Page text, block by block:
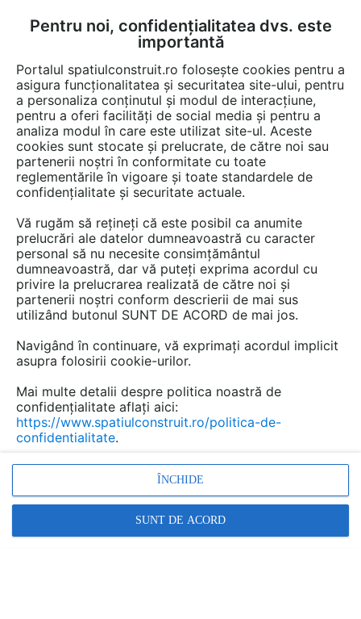
FĂ-ȚI CONT LOGIN
CUM SE FACE
Afla totul despre "Placari
piatra"
35 ARTICOLE
Travertinul Peach, o piatră naturală fabuloasă
RESTRANGE
Pentru noi, confidențialitatea dvs. este
importantă
Portalul spatiulconstruit.ro folosește cookies pentru a
asigura funcționalitatea și securitatea site-ului, pentru
a personaliza conținutul și modul de interacțiune,
pentru a oferi facilități de social media și pentru a
analiza modul în care este utilizat site-ul. Aceste
cookies sunt stocate și prelucrate, de către noi sau
partenerii noștri în conformitate cu toate
reglementările în vigoare și toate standardele de
confidențialitate și securitate actuale.
Vă rugăm să rețineți că este posibil ca anumite
prelucrări ale datelor dumneavoastră cu caracter
personal să nu necesite consimțământul
dumneavoastră, dar vă puteți exprima acordul cu
privire la prelucrarea realizată de către noi și
partenerii noștri conform descrierii de mai sus
utilizând butonul SUNT DE ACORD de mai jos.
Navigând în continuare, vă exprimați acordul implicit
asupra folosirii cookie-urilor.
Mai multe detalii despre politica noastră de
confidențialitate aflați aici:
https://www.spatiulconstruit.ro/politica-de-
confidentialitate.
ÎNCHIDE
SUNT DE ACORD